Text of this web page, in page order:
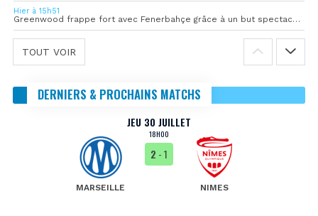
Hier à 15h51
Greenwood frappe fort avec Fenerbahçe grâce à un but spectaculaire
TOUT VOIR
DERNIERS & PROCHAINS MATCHS
JEU 30 JUILLET
18H00
MARSEILLE
2 - 1
NIMES